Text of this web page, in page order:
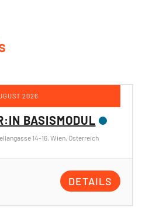
2026
SPEZIALMODUL
DETAILS